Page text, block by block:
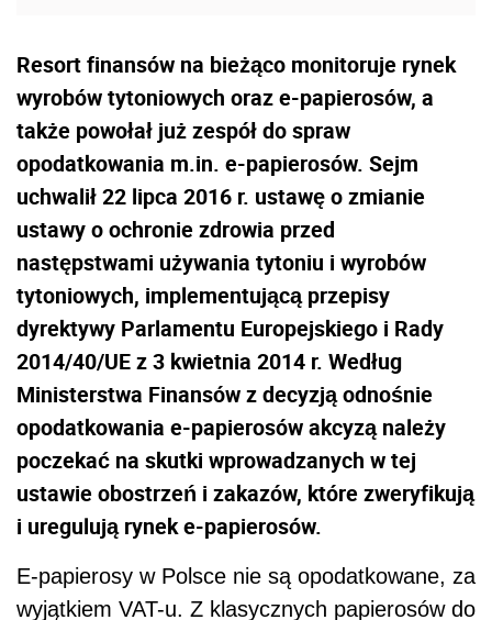
Resort finansów na bieżąco monitoruje rynek
wyrobów tytoniowych oraz e-papierosów, a
także powołał już zespół do spraw
opodatkowania m.in. e-papierosów. Sejm
uchwalił 22 lipca 2016 r. ustawę o zmianie
ustawy o ochronie zdrowia przed
następstwami używania tytoniu i wyrobów
tytoniowych, implementującą przepisy
dyrektywy Parlamentu Europejskiego i Rady
2014/40/UE z 3 kwietnia 2014 r. Według
Ministerstwa Finansów z decyzją odnośnie
opodatkowania e-papierosów akcyzą należy
poczekać na skutki wprowadzanych w tej
ustawie obostrzeń i zakazów, które zweryfikują
i uregulują rynek e-papierosów.
E-papierosy w Polsce nie są opodatkowane, za
wyjątkiem VAT-u. Z klasycznych papierosów do